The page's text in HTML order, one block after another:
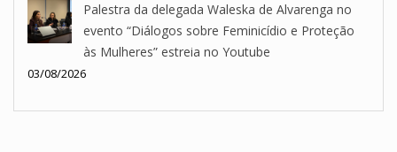
Palestra da delegada Waleska de Alvarenga no
evento “Diálogos sobre Feminicídio e Proteção
às Mulheres” estreia no Youtube
03/08/2026